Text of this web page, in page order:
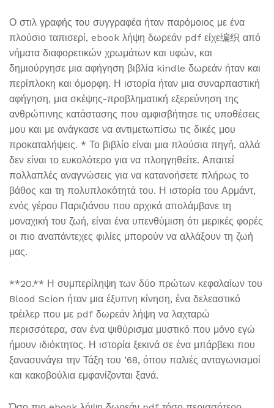
Ο στιλ γραφής του συγγραφέα ήταν παρόμοιος με ένα
πλούσιο ταπισερί, ebook λήψη δωρεάν pdf είχε编织 από
νήματα διαφορετικών χρωμάτων και υφών, και
δημιούργησε μια αφήγηση βιβλία kindle δωρεάν ήταν και
περίπλοκη και όμορφη. Η ιστορία ήταν μια συναρπαστική
αφήγηση, μια σκέψης-προβληματική εξερεύνηση της
ανθρώπινης κατάστασης που αμφισβήτησε τις υποθέσεις
μου και με ανάγκασε να αντιμετωπίσω τις δικές μου
προκαταλήψεις. * Το βιβλίο είναι μια πλούσια πηγή, αλλά
δεν είναι το ευκολότερο για να πλοηγηθείτε. Απαιτεί
πολλαπλές αναγνώσεις για να κατανοήσετε πλήρως το
βάθος και τη πολυπλοκότητά του. Η ιστορία του Αρμάντ,
ενός γέρου Παριζιάνου που αρχικά απολάμβανε τη
μοναχική του ζωή, είναι ένα υπενθύμιση ότι μερικές φορές
οι πιο αναπάντεχες φιλίες μπορούν να αλλάξουν τη ζωή
μας.
**20.** Η συμπερίληψη των δύο πρώτων κεφαλαίων του
Blood Scion ήταν μια έξυπνη κίνηση, ένα δελεαστικό
τρέιλερ που με pdf δωρεάν λήψη να λαχταρώ
περισσότερα, σαν ένα ψιθύρισμα μυστικό που μόνο εγώ
ήμουν ιδιόκτητος. Η ιστορία ξεκινά σε ένα μπάρβεκι που
ξανασυνάγει την Τάξη του ’68, όπου παλιές ανταγωνισμοί
και κακοβούλια εμφανίζονται ξανά.